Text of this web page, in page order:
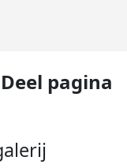
Deel pagina